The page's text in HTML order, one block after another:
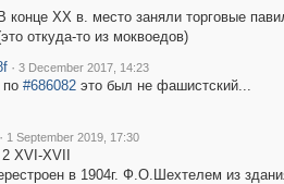
В конце XX в. место заняли торговые
откуда-то из моквоедов)
· 3 December 2017, 14:23
#686082это был не фашистский...
· 1 September 2019, 17:30
XVI-XVII
в 1904г. Ф.О.Шехтелем из